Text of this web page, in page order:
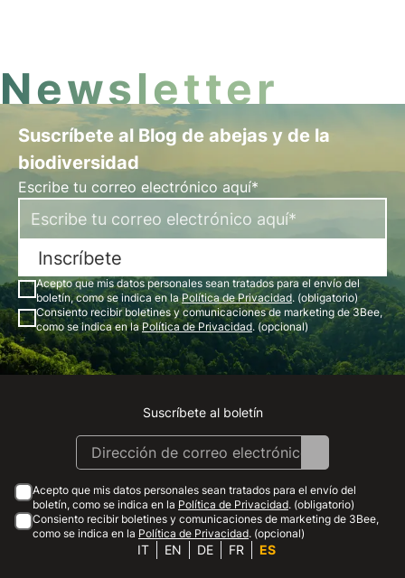
Newsletter
Suscríbete al Blog de abejas y de la
biodiversidad
Escribe tu correo electrónico aquí*
Inscríbete
Acepto que mis datos personales sean tratados para el envío del
boletín, como se indica en laPolítica de Privacidad. (obligatorio)
Consiento recibir boletines y comunicaciones de marketing de 3Bee,
como se indica en laPolítica de Privacidad. (opcional)
Instagram
Facebook
Linkedin
Youtube
Suscríbete al boletín
Acepto que mis datos personales sean tratados para el envío del
boletín, como se indica en la Política de Privacidad. (obligatorio)
Consiento recibir boletines y comunicaciones de marketing de 3Bee,
como se indica en la Política de Privacidad. (opcional)
IT EN DE FR ES